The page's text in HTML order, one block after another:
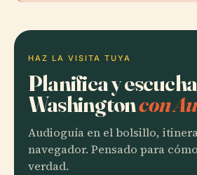
HAZ LA VISITA TUYA
Planifica y
Washingtoncon
Audioguía en el bolsillo,
navegador. Pensado para
verdad.